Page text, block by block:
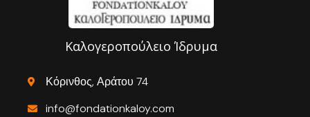
Καλογεροπούλειο Ίδρυμα
Κόρινθος, Αράτου 74
info@fondationkaloy.com